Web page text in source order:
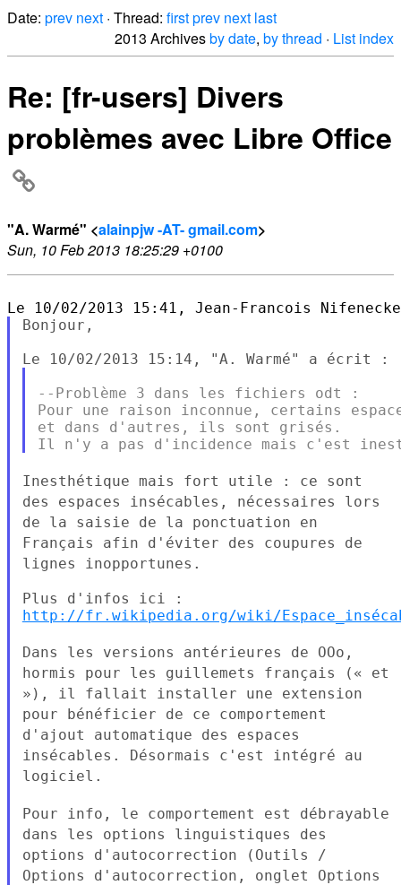
Date: prev next · Thread: firstprev next last
2013 Archivesby date, by thread · List index
Re: [fr-users] Divers
problèmes avec Libre Office
"A. Warmé" <alainpjw -AT- gmail.com>
Sun, 10 Feb 2013 18:25:29 +0100
Bonjour,
--Problème 3 dans les fichiers odt :
Pour une raison inconnue, certains
et dans d'autres, ils sont grisés.
Inesthétique mais fort utile : ce sont
des espaces insécables, nécessaires lors
de la saisie de la ponctuation en
Français afin d'éviter des coupures de
lignes inopportunes.
http://fr.wikipedia.org/wiki/
Dans les versions antérieures de OOo,
hormis pour les guillemets français (« et
»), il fallait installer une extension
pour bénéficier de ce comportement
d'ajout automatique des espaces
insécables. Désormais c'est intégré au
logiciel.
Pour info, le comportement est débrayable
dans les options linguistiques des
options d'autocorrection (Outils /
Options d'autocorrection, onglet Options